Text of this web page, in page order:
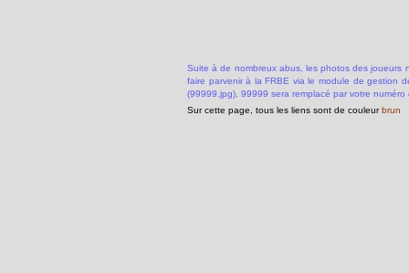
Suite à de nombreux abus, les photos des joueurs
faire parvenir à la FRBE via le module de gestion
(99999.jpg), 99999 sera remplacé par votre numéro
Sur cette page, tous les liens sont de couleurbrun